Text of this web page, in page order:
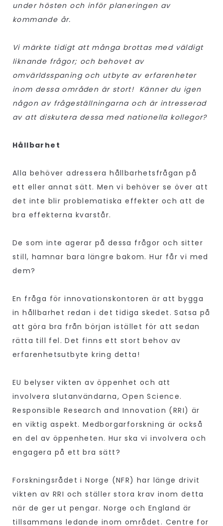
under hösten och inför planeringen av
kommande år.
Vi märkte tidigt att många brottas med väldigt
liknande frågor; och behovet av
omvärldsspaning och utbyte av erfarenheter
inom dessa områden är stort! Känner du igen
någon av frågeställningarna och är intresserad
av att diskutera dessa med nationella kollegor?
Hållbarhet
Alla behöver adressera hållbarhetsfrågan på
ett eller annat sätt. Men vi behöver se över att
det inte blir problematiska effekter och att de
bra effekterna kvarstår.
De som inte agerar på dessa frågor och sitter
still, hamnar bara längre bakom. Hur får vi med
dem?
En fråga för innovationskontoren är att bygga
in hållbarhet redan i det tidiga skedet. Satsa på
att göra bra från början istället för att sedan
rätta till fel. Det finns ett stort behov av
erfarenhetsutbyte kring detta!
EU belyser vikten av öppenhet och att
involvera slutanvändarna, Open Science.
Responsible Research and Innovation (RRI) är
en viktig aspekt. Medborgarforskning är också
en del av öppenheten. Hur ska vi involvera och
engagera på ett bra sätt?
Forskningsrådet i Norge (NFR) har länge drivit
vikten av RRI och ställer stora krav inom detta
när de ger ut pengar. Norge och England är
tillsammans ledande inom området. Centre for